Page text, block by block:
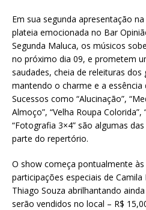
Em sua segunda apresentação
plateia emocionada no Bar
Segunda Maluca, os músicos
no próximo dia 09, e prometem
saudades, cheia de releituras dos
mantendo o charme e a essência
Sucessos como “Alucinação”,
Almoço”, “Velha Roupa Colorida”,
“Fotografia 3×4” são algumas
parte do repertório.
O show começa pontualmente
participações especiais de Camila
Thiago Souza abrilhantando
serão vendidos no local – R$